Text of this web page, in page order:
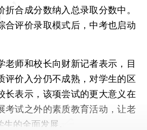
折合成分数纳入总录取分数中。
合评价录取模式后，中考也启动
师和校长向财新记者表示，目
评价入分仍不成熟，对学生的区
长表示，该项尝试的更大意义在
考试之外的素质教育活动，让老
的全面发展。